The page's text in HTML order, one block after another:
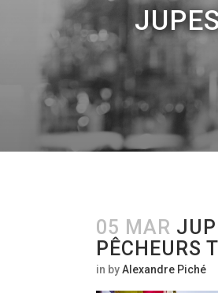
05 MAR
PÊCHEURS
in byAlexandre Piché